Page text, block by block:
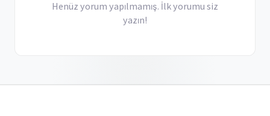
Henüz yorum yapılmamış. İlk yorumu siz
yazın!